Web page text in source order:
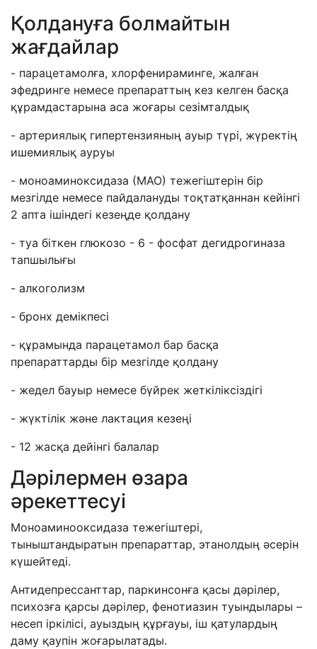
Қолдануға болмайтын
жағдайлар
- парацетамолға, хлорфенираминге, жалған
эфедринге немесе препараттың кез келген басқа
құрамдастарына аса жоғары сезімталдық
- артериялық гипертензияның ауыр түрі, жүректің
ишемиялық ауруы
- моноаминоксидаза (МАО) тежегіштерін бір
мезгілде немесе пайдалануды тоқтатқаннан кейінгі
2 апта ішіндегі кезеңде қолдану
- туа біткен глюкозо - 6 - фосфат дегидрогиназа
тапшылығы
- алкоголизм
- бронх демікпесі
- құрамында парацетамол бар басқа
препараттарды бір мезгілде қолдану
- жедел бауыр немесе бүйрек жеткіліксіздігі
- жүктілік және лактация кезеңі
- 12 жасқа дейінгі балалар
Дәрілермен өзара
әрекеттесуі
Моноаминооксидаза тежегіштері,
тыныштандыратын препараттар, этанолдың әсерін
күшейтеді.
Антидепрессанттар, паркинсонға қасы дәрілер,
психозға қарсы дәрілер, фенотиазин туындылары –
несеп іркілісі, ауыздың құрғауы, іш қатулардың
даму қаупін жоғарылатады.